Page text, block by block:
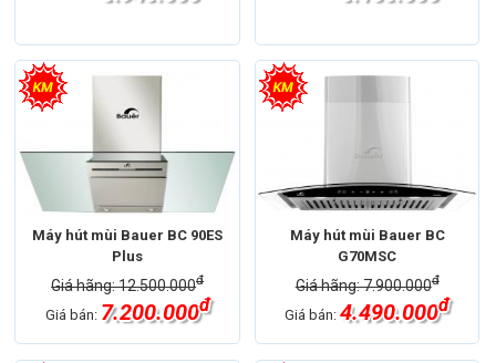
Máy hút mùi Bauer BC 90ES
Plus
Giá hãng: 12.500.000đ
Giá bán: 7.200.000đ
Máy hút mùi Bauer BC
G70MSC
Giá hãng: 7.900.000đ
Giá bán:4.490.000đ